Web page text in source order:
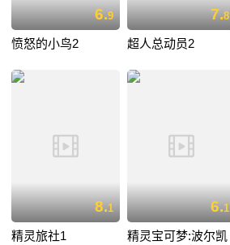
6.9
愤怒的小鸟2
7.8
超人总动员2
8.1
精灵旅社1
6.1
精灵宝可梦:波尔凯